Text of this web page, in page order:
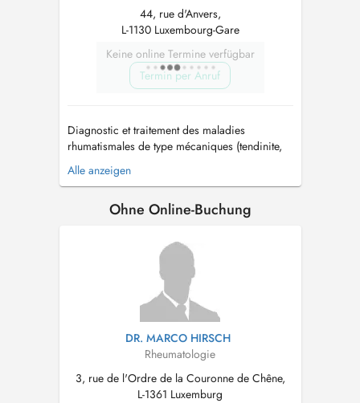
44, rue d'Anvers,
L-1130 Luxembourg-Gare
Keine online Termine verfügbar
Termin per Anruf
Diagnostic et traitement des maladies
rhumatismales de type mécaniques (tendinite,
arthrose) et inflammatoires (polyarthrite,
spondylarthrite, maladies auto-immunes, auto-
l'ostéoporose Infiltrations thérapeutiques
Alle anzeigen
Ohne Online-Buchung
DR. MARCO HIRSCH
Rheumatologie
3, rue de l'Ordre de la Couronne de Chêne,
L-1361 Luxemburg